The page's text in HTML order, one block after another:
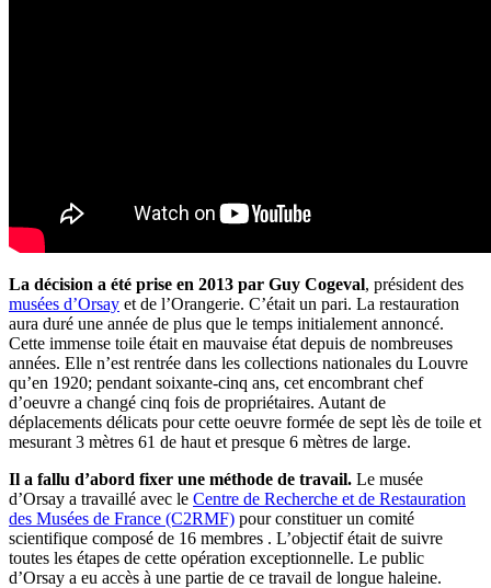
La décision a été prise en 2013 par Guy Cogeval, président des
musées d’Orsay et de l’Orangerie. C’était un pari. La restauration
aura duré une année de plus que le temps initialement annoncé.
Cette immense toile était en mauvaise état depuis de nombreuses
années. Elle n’est rentrée dans les collections nationales du Louvre
qu’en 1920; pendant soixante-cinq ans, cet encombrant chef
d’oeuvre a changé cinq fois de propriétaires. Autant de
déplacements délicats pour cette oeuvre formée de sept lès de toile et
mesurant 3 mètres 61 de haut et presque 6 mètres de large.
Il a fallu d’abord fixer une méthode de travail. Le musée
d’Orsay a travaillé avec le Centre de Recherche et de Restauration
des Musées de France (C2RMF) pour constituer un comité
scientifique composé de 16 membres . L’objectif était de suivre
toutes les étapes de cette opération exceptionnelle. Le public
d’Orsay a eu accès à une partie de ce travail de longue haleine.